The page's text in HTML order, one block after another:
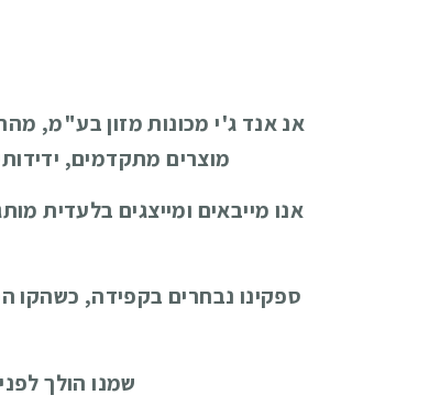
אנ אנד ג'י מכונות מזון בע"מ,
מוצרים מתקדמים,
אנו מייבאים ומייצגים בלעדית
ספקינו נבחרים בקפידה, כשהקו
שמנו הולך